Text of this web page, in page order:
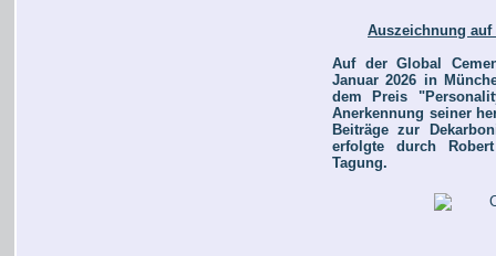
Auszeichnung auf
Auf der Global
Januar 2026 in
dem Preis
Anerkennung seiner
Beiträge zur
erfolgte durch
Tagung.